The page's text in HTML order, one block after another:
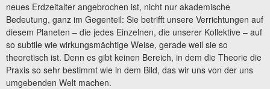
neues Erdzeitalter angebrochen ist, nicht nur akademische
Bedeutung, ganz im Gegenteil: Sie betrifft unsere Verrichtungen auf
diesem Planeten – die jedes Einzelnen, die unserer Kollektive – auf
so subtile wie wirkungsmächtige Weise, gerade weil sie so
theoretisch ist. Denn es gibt keinen Bereich, in dem die Theorie die
Praxis so sehr bestimmt wie in dem Bild, das wir uns von der uns
umgebenden Welt machen.